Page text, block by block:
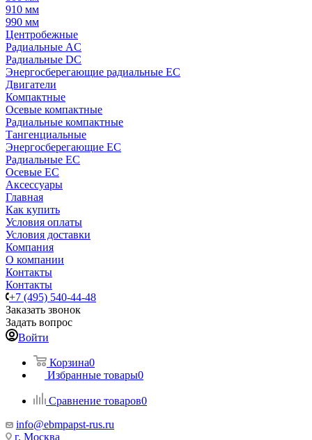
910 мм
990 мм
Центробежные
Радиальные AC
Радиальные DC
Энергосберегающие радиальные EC
Двигатели
Компактные
Осевые компактные
Радиальные компактные
Тангенциальные
Энергосберегающие EC
Радиальные EC
Осевые EC
Аксессуары
Главная
Как купить
Условия оплаты
Условия доставки
Компания
О компании
Контакты
Контакты
+7 (495) 540-44-48
Заказать звонок
Задать вопрос
Войти
Корзина0
Избранные товары0
Сравнение товаров0
info@ebmpapst-rus.ru
г. Москва